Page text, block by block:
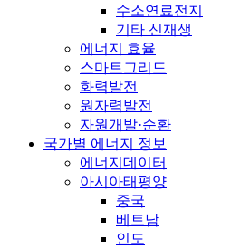
수소연료전지
기타 신재생
에너지 효율
스마트그리드
화력발전
원자력발전
자원개발·순환
국가별 에너지 정보
에너지데이터
아시아태평양
중국
베트남
인도